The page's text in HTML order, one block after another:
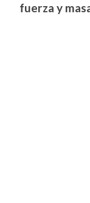
fuerza y